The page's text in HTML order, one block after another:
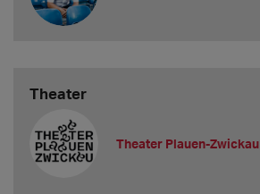
Theater
Theater Plauen-Zwickau